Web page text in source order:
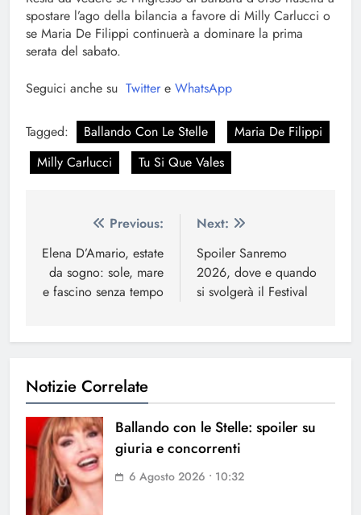
spostare l’ago della bilancia a favore di Milly Carlucci o
se Maria De Filippi continuerà a dominare la prima
serata del sabato.
Seguici anche su Twitter e WhatsApp
Tagged: Ballando Con Le Stelle
Maria De Filippi
Milly Carlucci
Tu Si Que Vales
Navigazione
articoli
Previous:
Elena D’Amario, estate
da sogno: sole, mare
e fascino senza tempo
Next:
Spoiler Sanremo
2026, dove e quando
si svolgerà il Festival
Notizie Correlate
Ballando con le Stelle: spoiler su
giuria e concorrenti
6 Agosto 2026 • 10:32